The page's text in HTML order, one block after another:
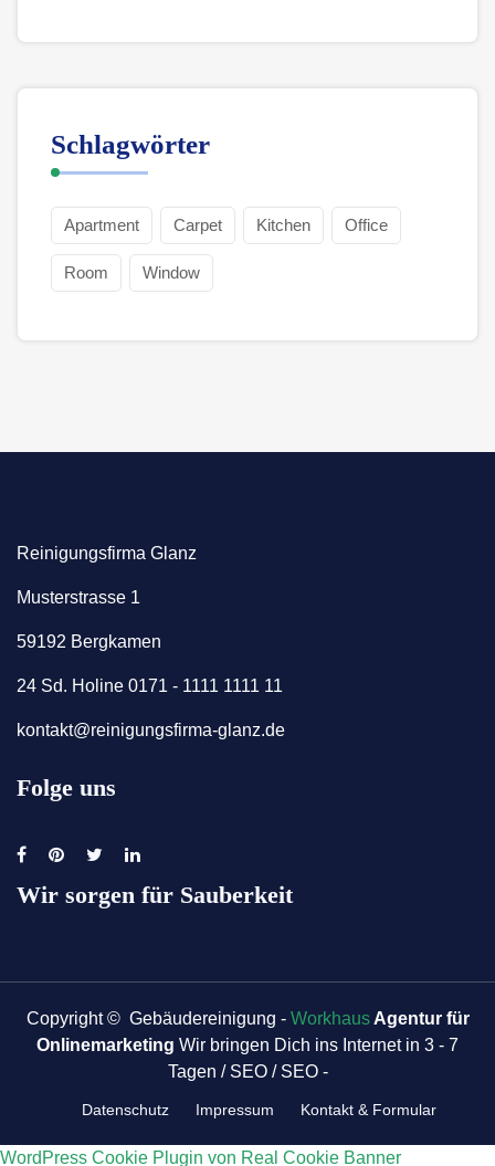
Schlagwörter
Apartment Carpet Kitchen Office
Room Window
Reinigungsfirma Glanz
Musterstrasse 1
59192 Bergkamen
24 Sd. Holine 0171 - 1111 1111 11
kontakt@reinigungsfirma-glanz.de
Folge uns
Wir sorgen für Sauberkeit
Copyright © Gebäudereinigung - WorkhausAgentur für
Onlinemarketing Wir bringen Dich ins Internet in 3 - 7
Tagen / SEO / SEO -
Datenschutz Impressum Kontakt & Formular
WordPress Cookie Plugin von Real Cookie Banner